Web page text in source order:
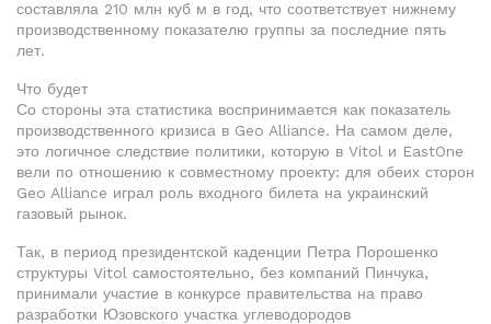
составляла 210 млн куб м в год, что соответствует нижнему
производственному показателю группы за последние пять
лет.
Что будет
Со стороны эта статистика воспринимается как показатель
производственного кризиса в Geo Alliance. На самом деле,
это логичное следствие политики, которую в Vitol и EastOne
вели по отношению к совместному проекту: для обеих сторон
Geo Alliance играл роль входного билета на украинский
газовый рынок.
Так, в период президентской каденции Петра Порошенко
структуры Vitol самостоятельно, без компаний Пинчука,
принимали участие в конкурсе правительства на право
разработки Юзовского участка углеводородов